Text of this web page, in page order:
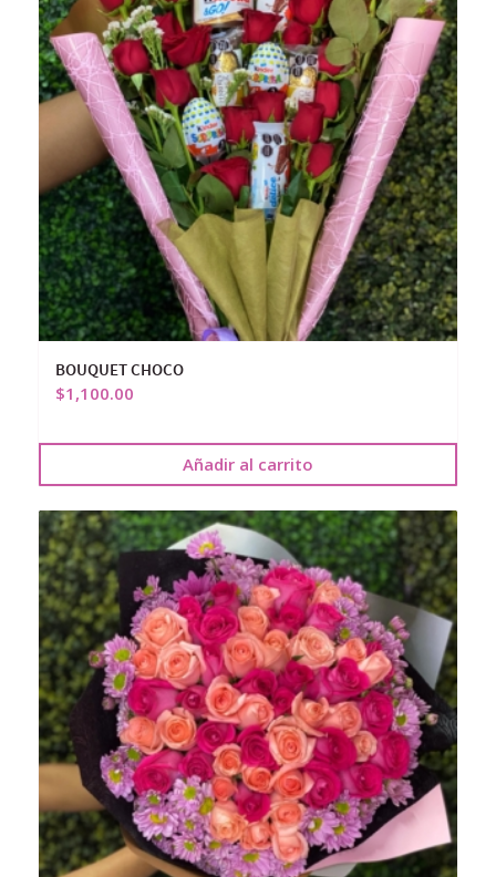
BOUQUET CHOCO
$1,100.00
Añadir al carrito